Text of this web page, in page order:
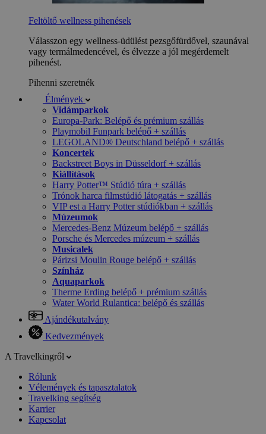
Feltöltő wellness pihenések
Válasszon egy wellness-üdülést pezsgőfürdővel, szaunával
vagy termálmedencével, és élvezze a jól megérdemelt
pihenést.
Pihenni szeretnék
Élmények
Vidámparkok
Europa-Park: Belépő és prémium szállás
Playmobil Funpark belépő + szállás
LEGOLAND® Deutschland belépő + szállás
Koncertek
Backstreet Boys in Düsseldorf + szállás
Kiállítások
Harry Potter™ Stúdió túra + szállás
Trónok harca filmstúdió látogatás + szállás
VIP est a Harry Potter stúdiókban + szállás
Múzeumok
Mercedes-Benz Múzeum belépő + szállás
Porsche és Mercedes múzeum + szállás
Musicalek
Párizsi Moulin Rouge belépő + szállás
Színház
Aquaparkok
Therme Erding belépő + prémium szállás
Water World Rulantica: belépő és szállás
Ajándékutalvány
Kedvezmények
A Travelkingről
Rólunk
Vélemények és tapasztalatok
Travelking segítség
Karrier
Kapcsolat